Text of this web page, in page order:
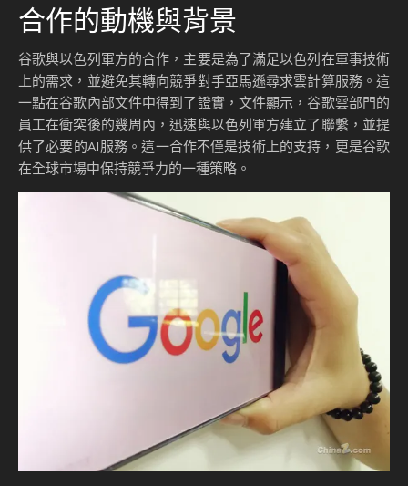
合作的動機與背景
谷歌與以色列軍方的合作，主要是為了滿足以色列在軍事技術
上的需求，並避免其轉向競爭對手亞馬遜尋求雲計算服務。這
一點在谷歌內部文件中得到了證實，文件顯示，谷歌雲部門的
員工在衝突後的幾周內，迅速與以色列軍方建立了聯繫，並提
供了必要的AI服務。這一合作不僅是技術上的支持，更是谷歌
在全球市場中保持競爭力的一種策略。